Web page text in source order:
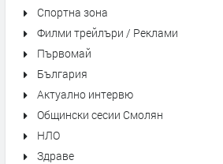
Спортна зона
Филми трейлъри / Реклами
Първомай
България
Актуално интервю
Общински сесии Смолян
НЛО
Здраве